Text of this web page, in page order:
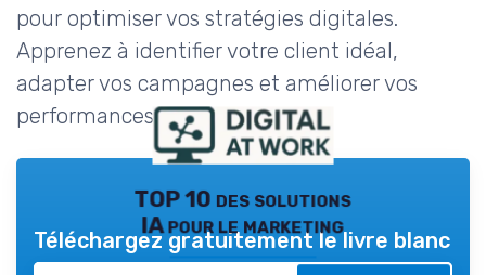
pour optimiser vos stratégies digitales.
Apprenez à identifier votre client idéal,
adapter vos campagnes et améliorer vos
performances en ligne.
TOP 10 des solutions
IA pour le marketing
Téléchargez gratuitement le livre blanc